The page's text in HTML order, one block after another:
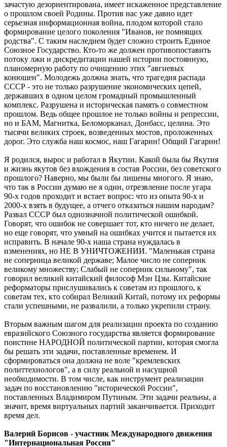
зачастую дезориентирована, имеет искаженное представление
о прошлом своей Родины. Против нас уже давно идет
серьезная информационная война, плодом которой стало
формирование целого поколения "Иванов, не помнящих
родства". С таким наследием будет сложно строить Единое
Союзное Государство. Кто-то же должен противопоставить
потоку лжи и дискредитации нашей истории постоянную,
планомерную работу по очищению этих "авгиевых
конюшен". Молодежь должна знать, что трагедия распада
СССР - это не только разрушение экономических цепей,
державших в одном целом громадный промышленный
комплекс. Разрушена и историческая память о совместном
прошлом. Ведь общее прошлое не только войны и репрессии,
но и БАМ, Магнитка, Беломорканал, Донбасс, целина. Это
тысячи великих строек, возведенных мостов, проложенных
дорог. Это служба наш космос, наш Гагарин! Общий Гагарин!
Я родился, вырос и работал в Якутии. Какой была бы Якутия
и жизнь якутов без вхождения в состав России, без советского
прошлого? Наверно, мы были бы лишены многого. Я знаю,
что так в России думаю не я один, отрезвление после угара
90-х годов проходит и встает вопрос: что из опыта 90-х и
2000-х взять в будущее, а отчего отказаться нашим народам?
Развал СССР был однозначной политической ошибкой.
Говорят, что ошибок не совершает тот, кто ничего не делает,
но еще говорят, что умный на ошибках учится и пытается их
исправить. В начале 90-х наша страна нуждалась в
изменениях, но НЕ В УНИЧТОЖЕНИИ. "Маленькая страна
не соперница великой державе; Малое число не соперник
великому множеству; Слабый не соперник сильному", так
говорил великий китайский философ Мэн Цзы. Китайские
реформаторы прислушивались к советам из прошлого, к
советам тех, кто собирал Великий Китай, потому их реформы
стали успешными, не развалили, а только укрепили страну.
Вторым важным шагом для реализации проекта по созданию
евразийского Союзного государства является формирование
поистине НАРОДНОЙ политической партии, которая смогла
бы решать эти задачи, поставленные временем. И
сформироваться она должна не воле "кремлевских
политтехнологов", а в силу реальной и насущной
необходимости. В том числе, как инструмент реализации
задач по восстановлению "исторической России",
поставленных Владимиром Путиным. Эти задачи реальны, а
значит, время виртуальных партий заканчивается. Приходит
время дел.
Валерий Борисов - участник Международного движения
"Интернациональная Россия"